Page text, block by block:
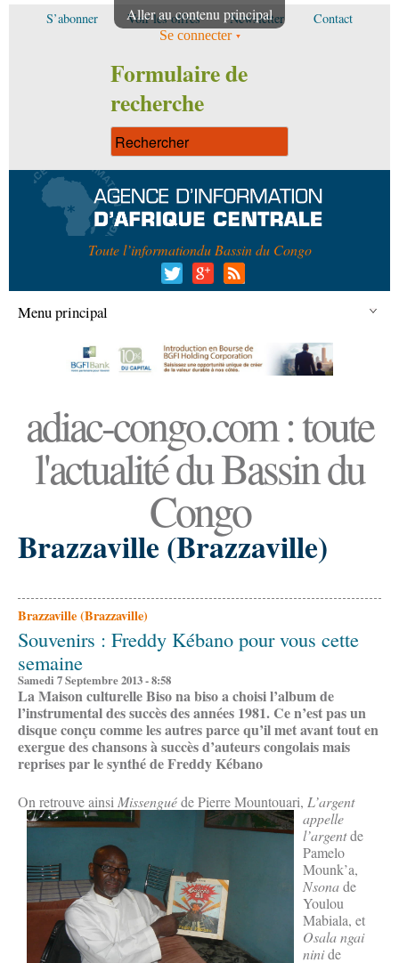
Aller au contenu principal
S’abonner Voir les offres Newsletter Contact
Se connecter
Formulaire de
recherche
Toute l’informationdu Bassin du Congo
Menu principal
adiac-congo.com : toute
l'actualité du Bassin du
Congo
Brazzaville (Brazzaville)
Brazzaville (Brazzaville)
Souvenirs : Freddy Kébano pour vous cette
semaine
Samedi 7 Septembre 2013 - 8:58
La Maison culturelle Biso na biso a choisi l’album de
l’instrumental des succès des années 1981. Ce n’est pas un
disque conçu comme les autres parce qu’il met avant tout en
exergue des chansons à succès d’auteurs congolais mais
reprises par le synthé de Freddy Kébano
On retrouve ainsi Missenguéde Pierre Mountouari, L’argent
appelle
l’argentde
Pamelo
Mounk’a,
Nsonade
Youlou
Mabiala, et
Osala ngai
ninide